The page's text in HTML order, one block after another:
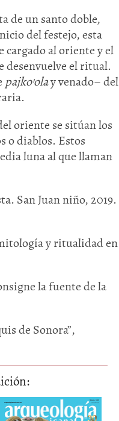
de un santo doble,
del festejo, esta
cargado al oriente y el
desenvuelve el ritual.
pajko’olay venado– del
oriente se sitúan los
o diablos. Estos
luna al que llaman
San Juan niño, 2019.
y ritualidad en
la fuente de la
de Sonora”,
Olmecas